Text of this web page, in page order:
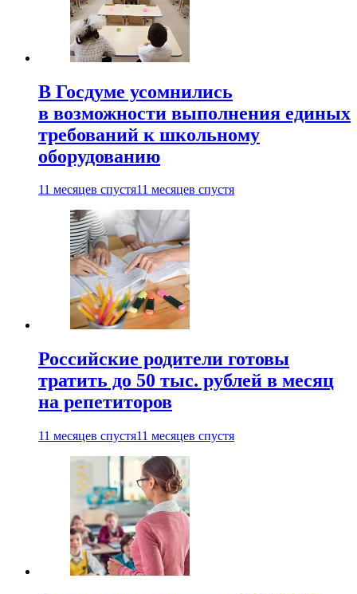
В Госдуме усомнились
в возможности выполнения единых
требований к школьному
оборудованию
11 месяцев спустя11 месяцев спустя
Российские родители готовы
тратить до 50 тыс. рублей в месяц
на репетиторов
11 месяцев спустя11 месяцев спустя